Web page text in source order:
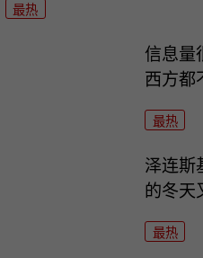
最热
信息量
西方都
最热
泽连斯
的冬天
最热